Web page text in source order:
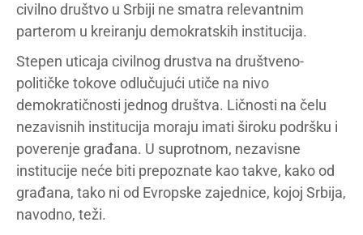
civilno društvo u Srbiji ne smatra relevantnim
parterom u kreiranju demokratskih institucija.
Stepen uticaja civilnog drustva na društveno-
političke tokove odlučujući utiče na nivo
demokratičnosti jednog društva. Ličnosti na čelu
nezavisnih institucija moraju imati široku podršku i
poverenje građana. U suprotnom, nezavisne
institucije neće biti prepoznate kao takve, kako od
građana, tako ni od Evropske zajednice, kojoj Srbija,
navodno, teži.